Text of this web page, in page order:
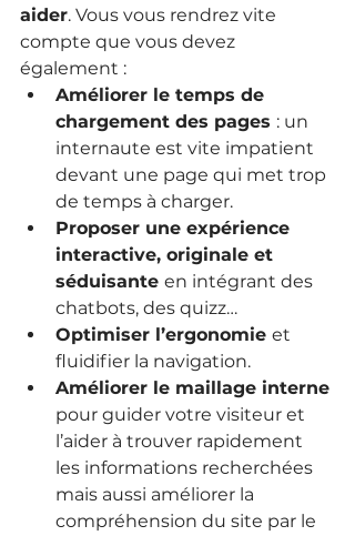
aider. Vous vous rendrez vite
compte que vous devez
également :
Améliorer le temps de
chargement des pages : un
internaute est vite impatient
devant une page qui met trop
de temps à charger.
Proposer une expérience
interactive, originale et
séduisante en intégrant des
chatbots, des quizz…
Optimiser l’ergonomie et
fluidifier la navigation.
Améliorer le maillage interne
pour guider votre visiteur et
l’aider à trouver rapidement
les informations recherchées
mais aussi améliorer la
compréhension du site par le